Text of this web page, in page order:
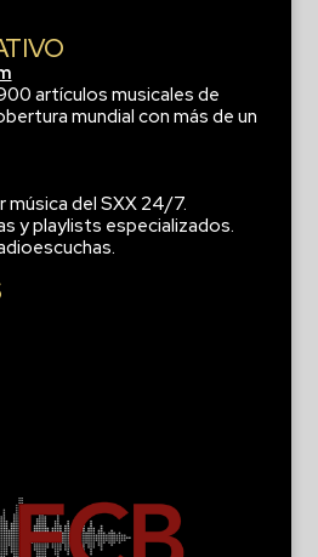
artículos musicales de
mundial con más de un
música del SXX 24/7.
y playlists especializados.